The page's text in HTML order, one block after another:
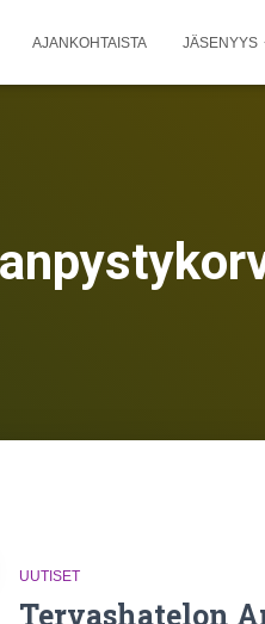
AJANKOHTAISTA JÄSENYYS
UUTISET
Tervashatelon